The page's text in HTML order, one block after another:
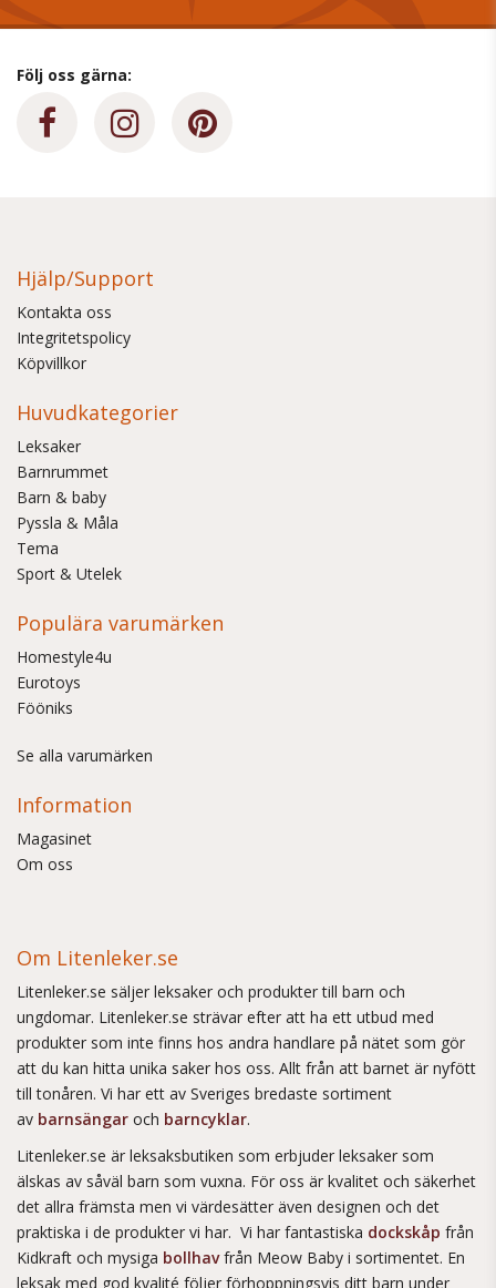
Följ oss gärna:
Hjälp/Support
Kontakta oss
Integritetspolicy
Köpvillkor
Huvudkategorier
Leksaker
Barnrummet
Barn & baby
Pyssla & Måla
Tema
Sport & Utelek
Populära varumärken
Homestyle4u
Eurotoys
Fööniks
Se alla varumärken
Information
Magasinet
Om oss
Om Litenleker.se
Litenleker.se säljer leksaker och produkter till barn och
ungdomar. Litenleker.se strävar efter att ha ett utbud med
produkter som inte finns hos andra handlare på nätet som gör
att du kan hitta unika saker hos oss. Allt från att barnet är nyfött
till tonåren. Vi har ett av Sveriges bredaste sortiment
av barnsängar och barncyklar.
Litenleker.se är leksaksbutiken som erbjuder leksaker som
älskas av såväl barn som vuxna. För oss är kvalitet och säkerhet
det allra främsta men vi värdesätter även designen och det
praktiska i de produkter vi har. Vi har fantastiska dockskåp från
Kidkraft och mysiga bollhavfrån Meow Baby i sortimentet. En
leksak med god kvalité följer förhoppningsvis ditt barn under